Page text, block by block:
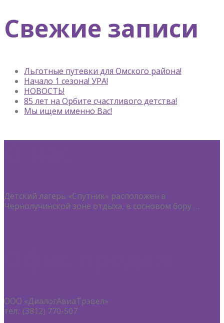
Свежие записи
Льготные путевки для Омского района!
Начало 1 сезона! УРА!
НОВОСТЬ!
85 лет на Орбите счастливого детства!
Мы ищем именно Вас!
Детский лагерь «Спутник» расположен в
Чернолучинской зоне отдыха, в сосновом бору …
ООО «ДиалогАвиаТрэвел»
тел.: (3812) 770-507